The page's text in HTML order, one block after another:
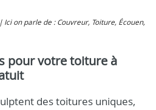
Ici on parle de : Couvreur, Toiture, Écouen,
pour votre toiture à
des toitures uniques,